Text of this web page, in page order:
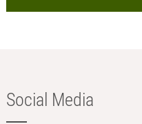
Social Media